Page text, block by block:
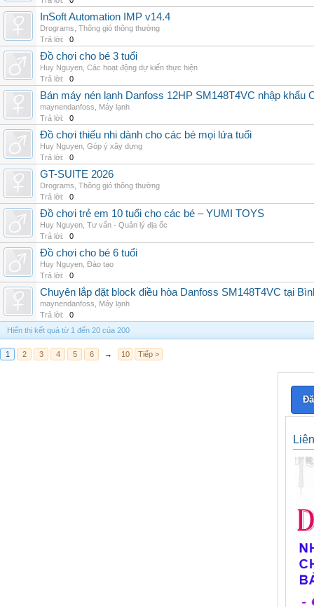
InSoft Automation IMP v14.4
Drograms Thông gió thông thường
Trả lời:
0
Đồ chơi cho bé 3 tuổi
Huy Nguyen Các hoạt động dự kiến thực hiện
Trả lời:
0
Bán máy nén lạnh Danfoss 12HP SM148T4VC nhập khẩu
maynendanfoss
Máy lạnh
Trả lời:
0
Đồ chơi thiếu nhi dành cho các bé mọi lứa tuổi
Huy Nguyen Góp ý xây dựng
Trả lời:
0
GT-SUITE 2026
Drograms Thông gió thông thường
Trả lời:
0
Đồ chơi trẻ em 10 tuổi cho các bé – YUMI TOYS
Huy Nguyen Tư vấn - Quản lý địa ốc
Trả lời:
0
Đồ chơi cho bé 6 tuổi
Huy Nguyen Đào tạo
Trả lời:
0
Chuyên lắp đặt block điều hòa Danfoss SM148T4VC tại
maynendanfoss
Máy lạnh
Trả lời:
0
Hiển thị kết quả từ 1 đến 20 của 200
1 2 3 4 5 6 → 10 Tiếp >